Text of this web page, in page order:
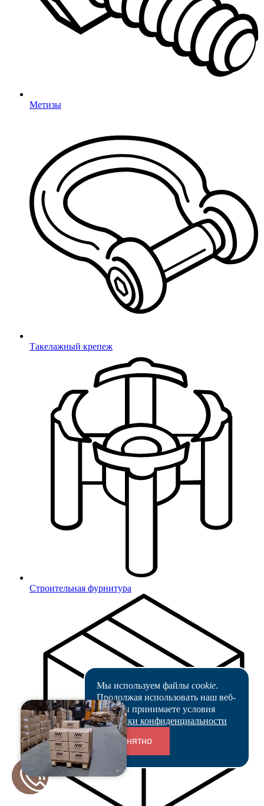
Метизы
Такелажный крепеж
Строительная фурнитура
Мы используем файлы cookie.
Продолжая использовать наш веб-
сайт, вы принимаете условия
Политики конфиденциальности
Понятно